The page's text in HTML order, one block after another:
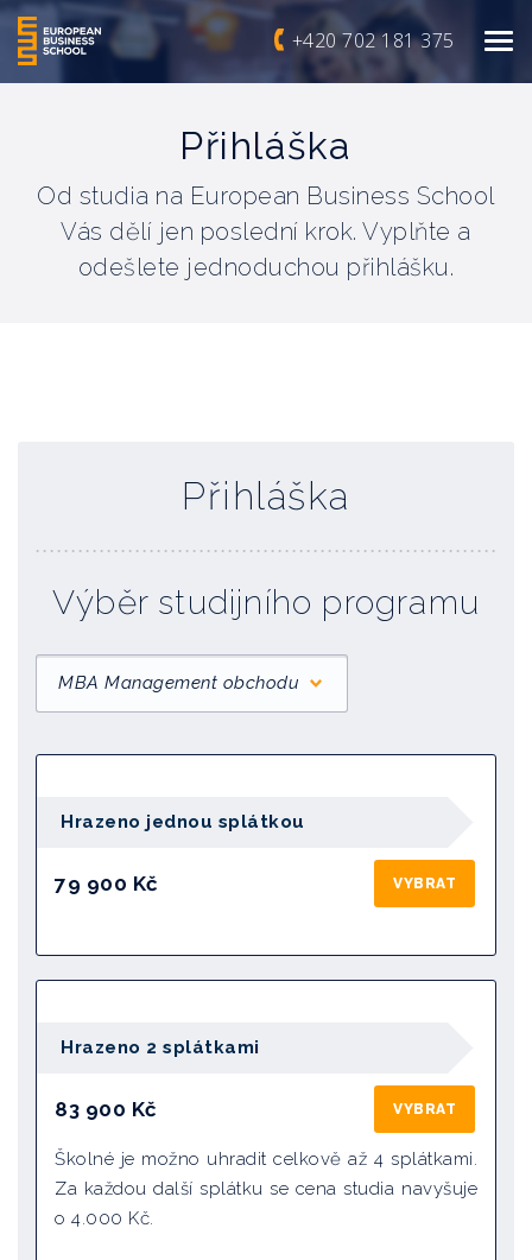
+420 702 181 375
Přihláška
Od studia na European Business School
Vás dělí jen poslední krok. Vyplňte a
odešlete jednoduchou přihlášku.
Přihláška
Výběr studijního programu
MBA Management obchodu
Hrazeno jednou splátkou
79 900 Kč VYBRAT
Hrazeno 2 splátkami
83 900 Kč VYBRAT
Školné je možno uhradit celkově až 4 splátkami.
Za každou další splátku se cena studia navyšuje
o 4.000 Kč.